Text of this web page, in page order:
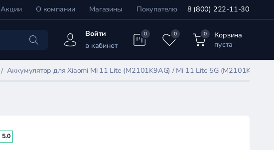
Акции О компании Магазины Покупателю 8 (800) 222-11-30
Войти
в кабинет
0 0 0
Корзина
пуста
Аккумулятор для Xiaomi Mi 11 Lite (M2101K9AG) / Mi 11 Lite 5G (M2101K9G) /
5.0